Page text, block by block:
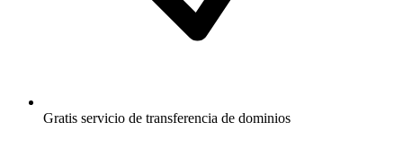
Gratis servicio de transferencia de dominios